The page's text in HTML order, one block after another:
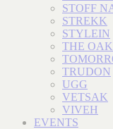
STOFF
STREKK
STYLEIN
THE
TRUDON
UGG
VETSAK
VIVEH
EVENTS